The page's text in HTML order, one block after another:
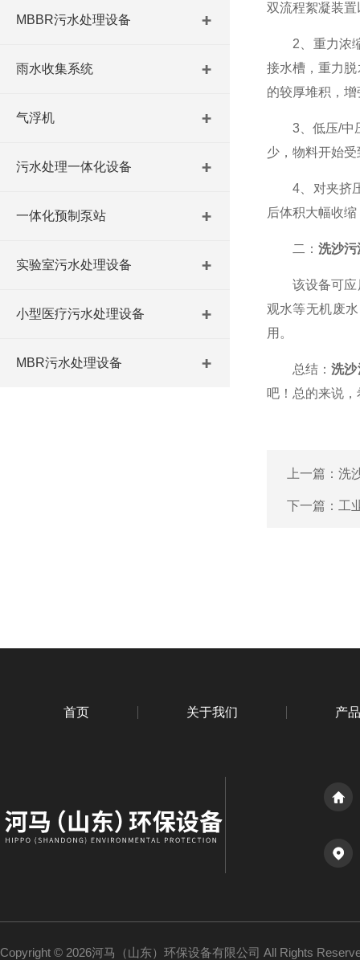
MBBR污水处理设备
雨水收集系统
气浮机
污水处理一体化设备
一体化预制泵站
实验室污水处理设备
小型医疗污水处理设备
MBR污水处理设备
双流程絮凝装
2、重力浓缩
接水槽，重力
的较厚堆积，
3、低压/中压
少，物料开始
4、对夹挤压
后体积大幅收
二： 洗沙污
该设备可应用
观水等无机废
用。
总结：洗沙
吧！总的来说
上一篇： 洗
下一篇： 工
首页 关于我们 产
Copyright © 2026河马（山东）环保设备有限公司 All Rights